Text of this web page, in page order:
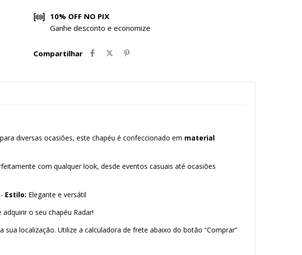
10% OFF NO PIX
Ganhe desconto e economize
Compartilhar
diversas ocasiões, este chapéu é confeccionado em material
com qualquer look, desde eventos casuais até ocasiões
Estilo: Elegante e versátil
o seu chapéu Radar!
localização. Utilize a calculadora de frete abaixo do botão “Comprar”